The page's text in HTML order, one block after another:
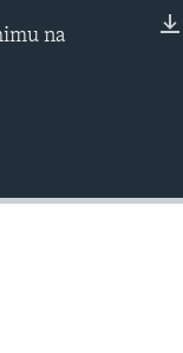
na